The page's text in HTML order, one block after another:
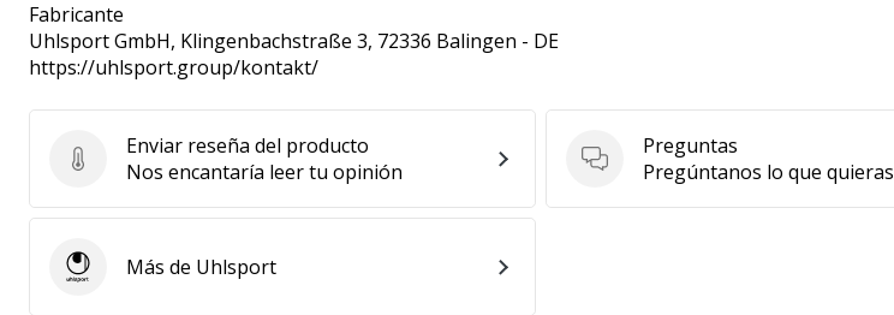
Fabricante
Uhlsport GmbH, Klingenbachstraße 3, 72336 Balingen - DE
https://uhlsport.group/kontakt/
Enviar reseña del producto
Enviar reseña del producto
Nos encantaría leer tu opinión
Preguntas
Preguntas
Pregúntanos lo que quieras
UhlsportMás de Uhlsport